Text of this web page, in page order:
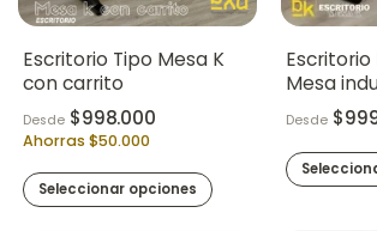
en
la
página
producto
en
la
página
producto
Escritorio Tipo Mesa K
con carrito
Desde $998.000
Ahorras $50.000
Seleccionar opciones
Escritorio
Mesa
Desde $